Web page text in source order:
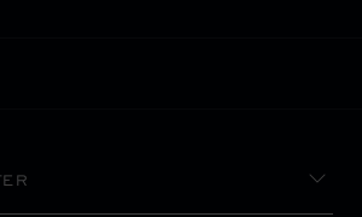
(CHANGER DE PAYS)
DE PAYS